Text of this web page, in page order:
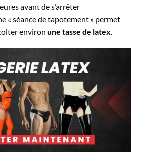
avant de s’arrêter
« séance de tapotement » permet
environ une tasse de latex.